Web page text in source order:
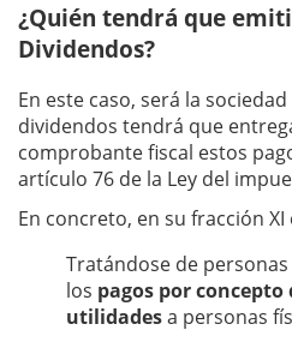
¿Quién tendrá que
Dividendos?
En este caso, será la
dividendos tendrá que
comprobante fiscal estos
artículo 76 de la Ley del
En concreto, en su fracción XI
Tratándose de
los pagos por concepto
utilidadesa personas